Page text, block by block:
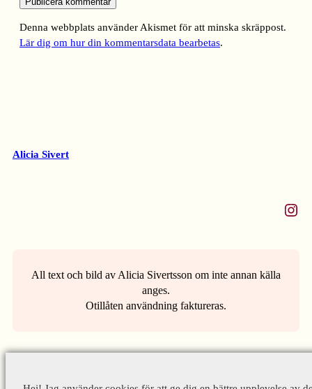
Denna webbplats använder Akismet för att minska skräppost.
Lär dig om hur din kommentarsdata bearbetas.
Alicia Sivert
Instagram
All text och bild av Alicia Sivertsson om inte annan källa
anges.
Otillåten användning faktureras.